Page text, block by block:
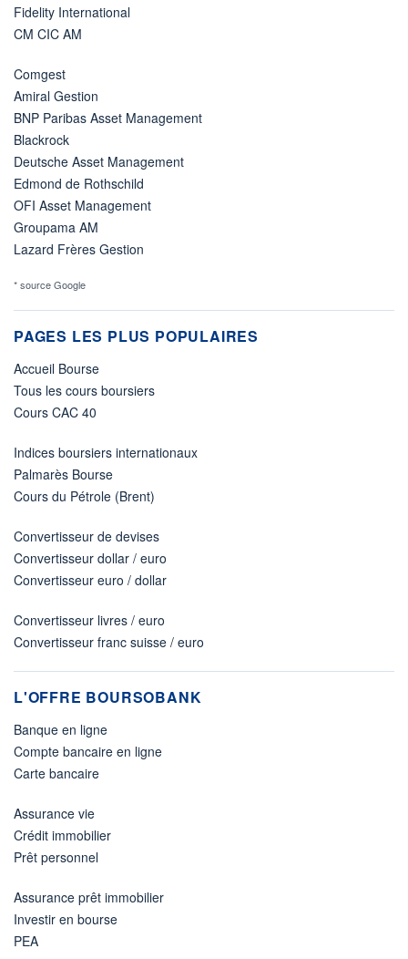
Fidelity International
CM CIC AM
Comgest
Amiral Gestion
BNP Paribas Asset Management
Blackrock
Deutsche Asset Management
Edmond de Rothschild
OFI Asset Management
Groupama AM
Lazard Frères Gestion
* source Google
PAGES LES PLUS POPULAIRES
Accueil Bourse
Tous les cours boursiers
Cours CAC 40
Indices boursiers internationaux
Palmarès Bourse
Cours du Pétrole (Brent)
Convertisseur de devises
Convertisseur dollar / euro
Convertisseur euro / dollar
Convertisseur livres / euro
Convertisseur franc suisse / euro
L'OFFRE BOURSOBANK
Banque en ligne
Compte bancaire en ligne
Carte bancaire
Assurance vie
Crédit immobilier
Prêt personnel
Assurance prêt immobilier
Investir en bourse
PEA